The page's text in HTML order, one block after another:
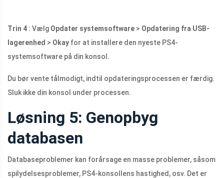
Trin 4 : Vælg Opdater systemsoftware > Opdatering fra USB-
lagerenhed > Okay for at installere den nyeste PS4-
systemsoftware på din konsol.
Du bør vente tålmodigt, indtil opdateringsprocessen er færdig.
Sluk ikke din konsol under processen.
Løsning 5: Genopbyg
databasen
Databaseproblemer kan forårsage en masse problemer, såsom
spilydelsesproblemer, PS4-konsollens hastighed, osv. Det er